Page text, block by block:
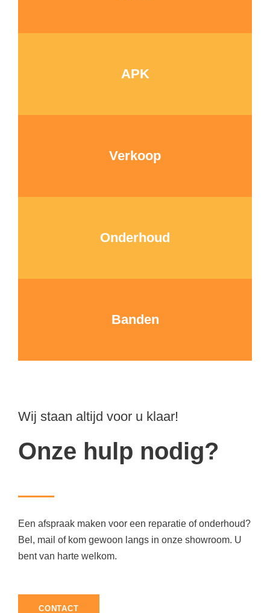
APK
Verkoop
Onderhoud
Banden
Wij staan altijd voor u klaar!
Onze hulp nodig?
Een afspraak maken voor een reparatie of onderhoud?
Bel, mail of kom gewoon langs in onze showroom. U
bent van harte welkom.
CONTACT